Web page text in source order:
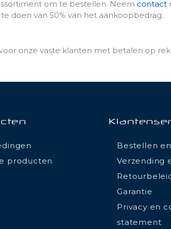
om te bestellen. Neem contact
doen van 50% van het aankoopbedrag.
onze vaste klanten met betalen op
producten
Bestellen
Verzending
Garantie
Privacy en
statement